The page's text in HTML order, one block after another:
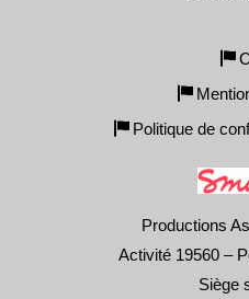
Politique de
Productions
Activité 19560 –
Siège